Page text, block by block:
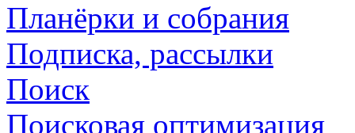
Планёрки и собрания
Подписка, рассылки
Поиск
Поисковая оптимизация